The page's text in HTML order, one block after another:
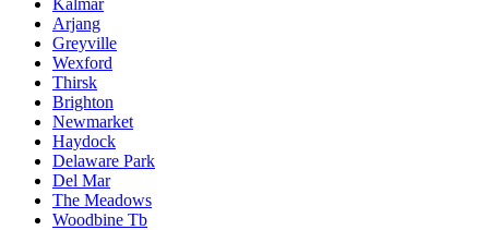
Arjang
Greyville
Wexford
Thirsk
Brighton
Newmarket
Haydock
Delaware Park
Del Mar
The Meadows
Woodbine Tb